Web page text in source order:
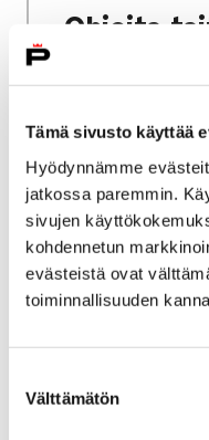
Tämä sivusto käyttää
Hyödynnämme
jatkossa paremmin.
sivujen
kohdennetun
evästeistä ovat
toiminnallisuuden
valinta
Välttämätön
Ohjeita
Etusivu Vapaa-
Kulttuuritalo Annis